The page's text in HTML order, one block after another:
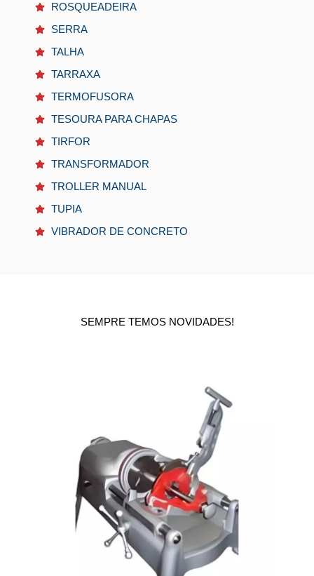
ROSQUEADEIRA
SERRA
TALHA
TARRAXA
TERMOFUSORA
TESOURA PARA CHAPAS
TIRFOR
TRANSFORMADOR
TROLLER MANUAL
TUPIA
VIBRADOR DE CONCRETO
SEMPRE TEMOS NOVIDADES!